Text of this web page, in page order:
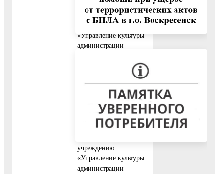
подведомственное
муниципальному
учреждению
«Управление культуры
администрации
района Московской
области», а также
передачи результата
муниципальной услуги
из учреждения,
подведомственного
учреждению
«Управление культуры
администрации